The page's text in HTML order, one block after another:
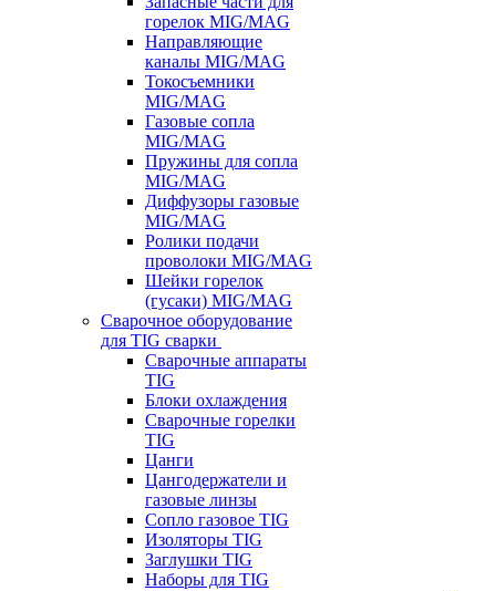
горелок MIG/MAG
Направляющие
каналы MIG/MAG
Токосъемники
MIG/MAG
Газовые сопла
MIG/MAG
Пружины для сопла
MIG/MAG
Диффузоры газовые
MIG/MAG
Ролики подачи
проволоки MIG/MAG
Шейки горелок
(гусаки) MIG/MAG
Сварочное оборудование
для TIG сварки
Сварочные аппараты
TIG
Блоки охлаждения
Сварочные горелки
TIG
Цанги
Цангодержатели и
газовые линзы
Сопло газовое TIG
Изоляторы TIG
Заглушки TIG
Наборы для TIG